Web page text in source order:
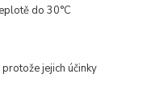
do 30°C
jejich účinky